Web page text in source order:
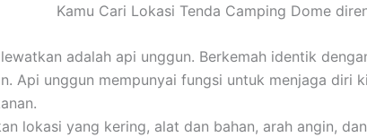
Kamu Cari Lokasi Tenda Camping Dome
adalah api unggun. Berkemah identik
Api unggun mempunyai fungsi untuk menjaga diri
lokasi yang kering, alat dan bahan, arah angin,